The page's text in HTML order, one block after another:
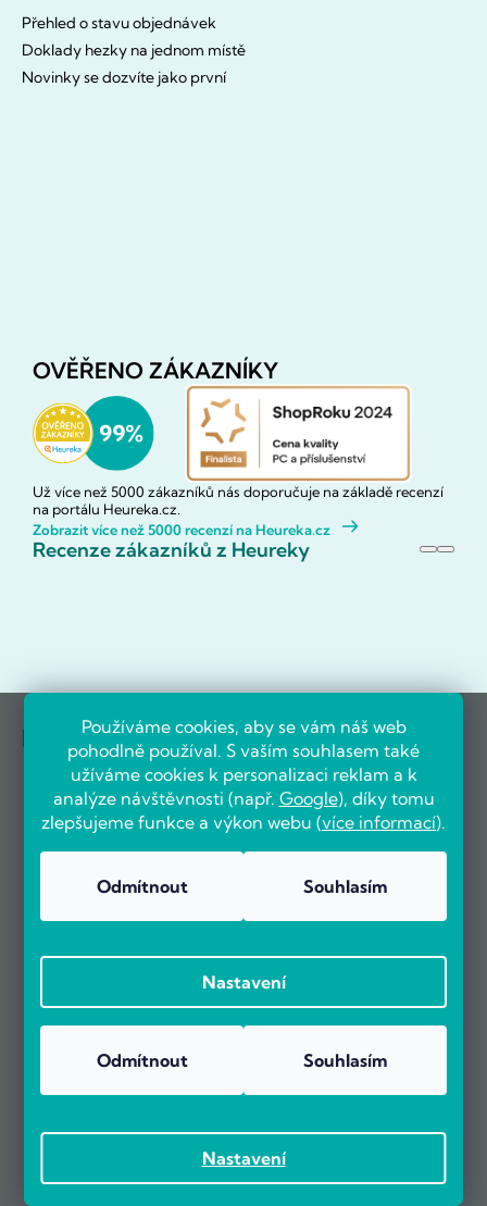
Používáme cookies, aby se vám náš web
pohodlně používal. S vaším souhlasem také
užíváme cookies k personalizaci reklam a k
analýze návštěvnosti (např. Google), díky tomu
zlepšujeme funkce a výkon webu (více informací).
Nastavení
Odmítnout Souhlasím
Nastavení
Odmítnout Souhlasím
Přehled o stavu objednávek
Doklady hezky na jednom místě
Novinky se dozvíte jako první
OVĚŘENO ZÁKAZNÍKY
Už více než 5000 zákazníků nás doporučuje na základě recenzí
na portálu Heureka.cz.
Zobrazit více než 5000 recenzí na Heureka.cz
Recenze zákazníků z Heureky
Reference firem